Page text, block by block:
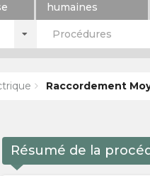
humaines
Procédures
Raccordement
Résumé de la